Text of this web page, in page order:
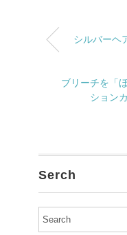
シルバーヘ
ブリーチを「
ション
Serch